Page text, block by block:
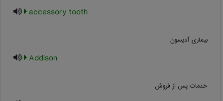
accessory tooth
بیماری آدیسون
Addison
خدمات پس از فروش